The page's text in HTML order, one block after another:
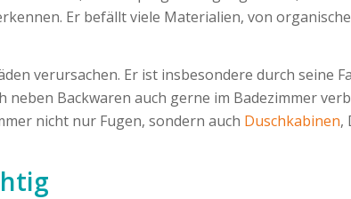
Er befällt viele Materialien, von
verursachen. Er ist insbesondere durch seine
Backwaren auch gerne im Badezimmer
nicht nur Fugen, sondern auch Duschkabinen,